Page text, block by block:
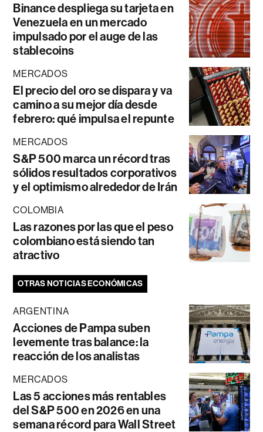
Binance despliega su tarjeta en
Venezuela en un mercado
impulsado por el auge de las
stablecoins
MERCADOS
El precio del oro se dispara y va
camino a su mejor día desde
febrero: qué impulsa el repunte
MERCADOS
S&P 500 marca un récord tras
sólidos resultados corporativos
y el optimismo alrededor de Irán
COLOMBIA
Las razones por las que el peso
colombiano está siendo tan
atractivo
OTRAS NOTICIAS ECONÓMICAS
ARGENTINA
Acciones de Pampa suben
levemente tras balance: la
reacción de los analistas
MERCADOS
Las 5 acciones más rentables
del S&P 500 en 2026 en una
semana récord para Wall Street